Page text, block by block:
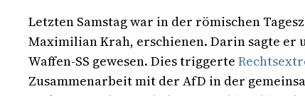
Letzten Samstag war in der römischen
Maximilian Krah, erschienen. Darin sagte er
Waffen-SS gewesen. Dies triggerte
Zusammenarbeit mit der AfD in der